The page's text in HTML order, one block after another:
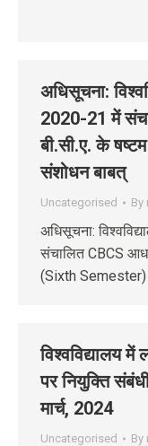
अधिसूचना:
2020-21 में
बी.सी.ए. के
संशोधन बाबत्
Uncategorised By
अधिसूचना:
संचालित CBCS
(Sixth Semester)
विश्वविद्यालय
पर नियुक्ति
मार्च, 2024
Uncategorised By